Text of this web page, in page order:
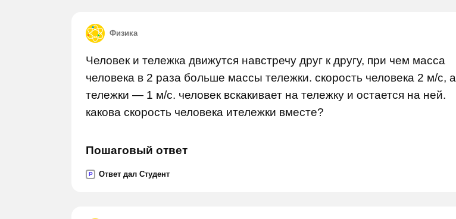
Физика
Человек и тележка движутся навстречу друг к другу, при чем масса
человека в 2 раза больше массы тележки. скорость человека 2 м/c, а
тележки — 1 м/c. человек вскакивает на тележку и остается на ней.
какова скорость человека итележки вместе?
Пошаговый ответ
P Ответ дал Студент